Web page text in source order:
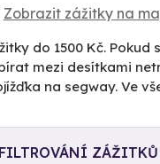
Zobrazit zážitky na
do 1500 Kč.
mezi desítkami
na segway. Ve
FILTROVÁNÍ ZÁŽITKŮ